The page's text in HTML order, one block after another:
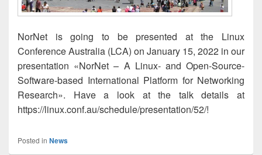
NorNet is going to be presented at the Linux
Conference Australia (LCA) on January 15, 2022 in our
presentation «NorNet – A Linux- and Open-Source-
Software-based International Platform for Networking
Research». Have a look at the talk details at
https://linux.conf.au/schedule/presentation/52/!
Posted in News